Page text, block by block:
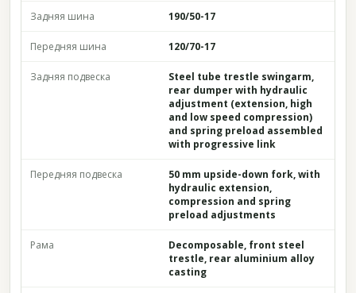
Задняя шина 190/50-17
Передняя шина 120/70-17
Задняя подвеска
Steel tube trestle swingarm,
rear dumper with hydraulic
adjustment (extension, high
and low speed compression)
and spring preload assembled
with progressive link
Передняя подвеска
50 mm upside-down fork, with
hydraulic extension,
compression and spring
preload adjustments
Рама
Decomposable, front steel
trestle, rear aluminium alloy
casting